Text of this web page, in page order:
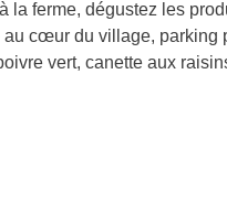
la ferme, dégustez les
cœur du village, parking
vert, canette aux